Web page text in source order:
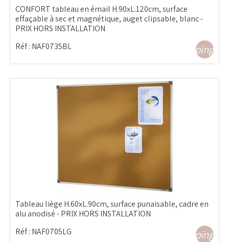
CONFORT tableau en émail H.90xL.120cm, surface
effaçable à sec et magnétique, auget clipsable, blanc -
PRIX HORS INSTALLATION
Réf : NAF0735BL
Tableau liège H.60xL.90cm, surface punaisable, cadre en
alu anodisé - PRIX HORS INSTALLATION
Réf : NAF0705LG